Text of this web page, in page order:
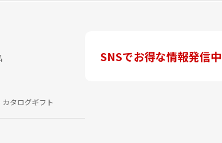
カタログギフト
SNSでお得な情報発信中